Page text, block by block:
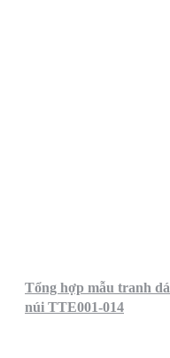
Tổng hợp mẫu tranh
núi TTE001-014